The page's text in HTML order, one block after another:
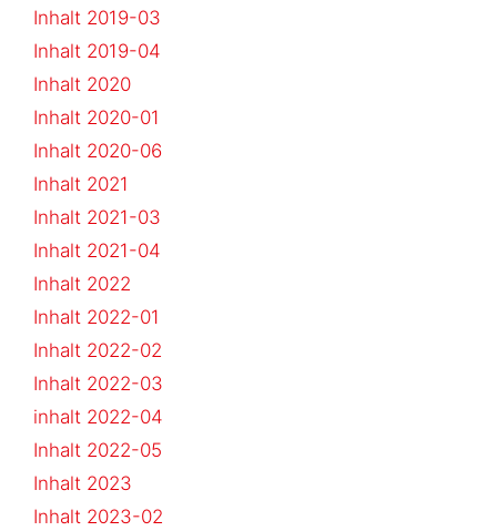
Inhalt 2019-03
Inhalt 2019-04
Inhalt 2020
Inhalt 2020-01
Inhalt 2020-06
Inhalt 2021
Inhalt 2021-03
Inhalt 2021-04
Inhalt 2022
Inhalt 2022-01
Inhalt 2022-02
Inhalt 2022-03
inhalt 2022-04
Inhalt 2022-05
Inhalt 2023
Inhalt 2023-02